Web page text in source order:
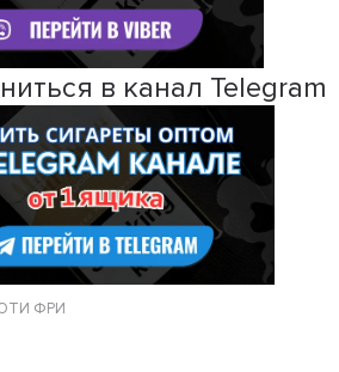
в канал Telegram
ФРИ